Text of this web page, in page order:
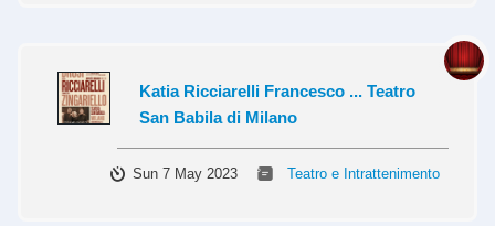
Katia Ricciarelli Francesco ... Teatro
San Babila di Milano
Sun 7 May 2023 Teatro e Intrattenimento